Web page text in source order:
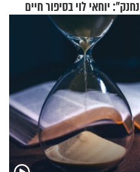
נחנק": יוחאי לוי בסיפור חיים
מעורר השראה